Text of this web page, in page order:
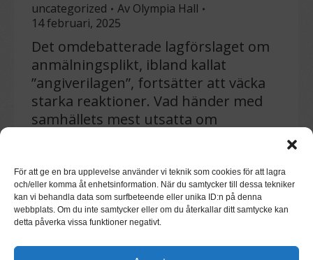
För att ge en bra upplevelse använder vi teknik som cookies för att lagra
och/eller komma åt enhetsinformation. När du samtycker till dessa tekniker
kan vi behandla data som surfbeteende eller unika ID:n på denna
webbplats. Om du inte samtycker eller om du återkallar ditt samtycke kan
detta påverka vissa funktioner negativt.
uncategorized Av Olympia Hall
14 februari, 2025
Det omdebatterade lagförslaget om
anmälningsplikt, ibland kallat
”angiverilagen”, fortsätter att väcka
starka reaktioner. Vad händer med
samhällets mest utsatta om
när Läkare i Världens
generalsekreterare Hannah Laustiola
deltog i ett seminarium i riksdagen
för att diskutera lagens potentiella
konsekvenser. Under seminariet